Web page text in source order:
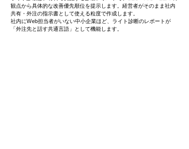
観点から具体的な改善優先順位を提示します。経営者がそのまま社内
共有・外注の指示書として使える粒度で作成します。
社内にWeb担当者がいない中小企業ほど、ライト診断のレポートが
「外注先と話す共通言語」として機能します。